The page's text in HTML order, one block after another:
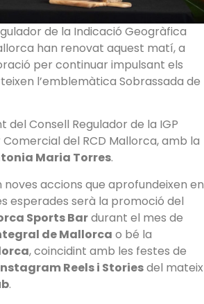
de la Indicació Geogràfica
han renovat aquest matí, a
per continuar impulsant els
l’emblemàtica Sobrassada de
del Consell Regulador de la IGP
del RCD Mallorca, amb la
Maria Torres.
accions que aprofundeixen en
esperades serà la promoció del
Sports Bardurant el mes de
de Mallorca o bé la
, coincidint amb les festes de
Reels i Storiesdel mateix
.